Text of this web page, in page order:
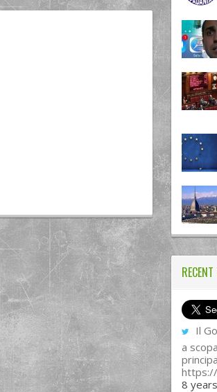
Il
a
8